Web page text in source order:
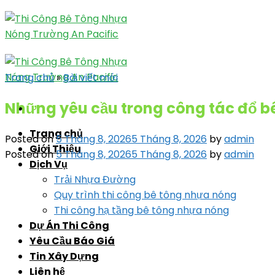
Skip
to
content
Trang chủ
Giới Thiệu
Dịch Vụ
Trải Nhựa Đường
Quy trình thi công bê tông nhựa nóng
Thi công hạ tầng bê tông nhựa nóng
Dự Án Thi Công
Yêu Cầu Báo Giá
Tin Xây Dựng
Liên hệ
Trang chủ»Bài viết mới
Những yêu cầu trong công tác đổ
Posted on5 Tháng 8, 20265 Tháng 8, 2026 byadmin
Posted on5 Tháng 8, 20265 Tháng 8, 2026 byadmin